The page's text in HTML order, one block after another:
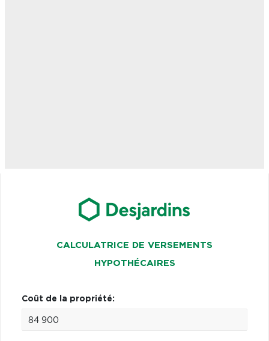
CALCULATRICE DE VERSEMENTS
HYPOTHÉCAIRES
Coût de la propriété: